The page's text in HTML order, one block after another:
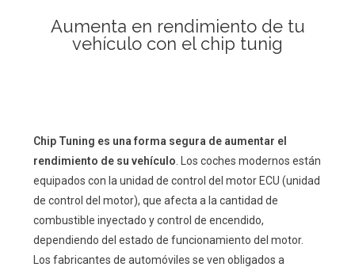
Aumenta en rendimiento de tu
vehículo con el chip tunig
Chip Tuning es una forma segura de aumentar el
rendimiento de su vehículo . Los coches modernos están
equipados con la unidad de control del motor ECU (unidad
de control del motor), que afecta a la cantidad de
combustible inyectado y control de encendido,
dependiendo del estado de funcionamiento del motor.
Los fabricantes de automóviles se ven obligados a